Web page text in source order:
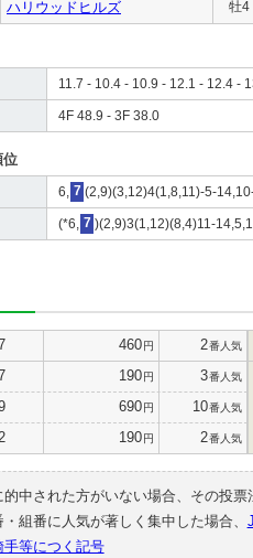
ハリウッドヒルズ 牡4
11.7 - 10.4 - 10.9 - 12.1 - 12.4 -
4F 48.9 - 3F 38.0
位
6, 7 (2,9)(3,12)4(1,8,11)-5-
(*6, 7 )(2,9)3(1,12)(8,4)11-
460円 2番人気
190円 3番人気
690円 10番人気
2 190円 2番人気
的中された方がいない場合、その投
組番に人気が著しく集中した場合、
手等につく記号